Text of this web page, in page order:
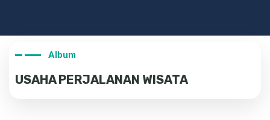
Album
USAHA PERJALANAN WISATA